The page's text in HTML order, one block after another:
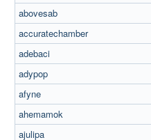
abovesab
accuratechamber
adebaci
adypop
afyne
ahemamok
ajulipa